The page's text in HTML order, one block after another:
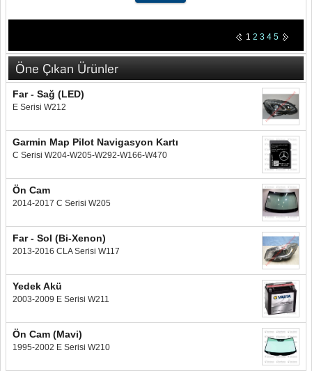
1 2 3 4 5
Öne Çıkan Ürünler
Far - Sağ (LED)
E Serisi W212
Garmin Map Pilot Navigasyon Kartı
C Serisi W204-W205-W292-W166-W470
Ön Cam
2014-2017 C Serisi W205
Far - Sol (Bi-Xenon)
2013-2016 CLA Serisi W117
Yedek Akü
2003-2009 E Serisi W211
Ön Cam (Mavi)
1995-2002 E Serisi W210